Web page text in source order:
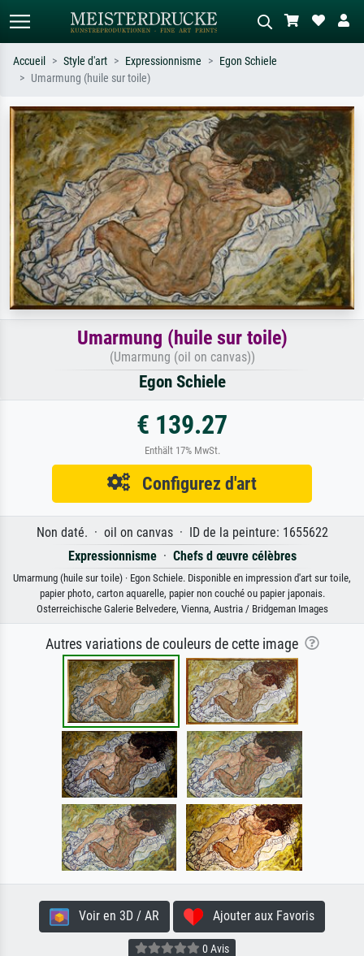
Recherchez par artiste, titre ou style –
ex. Monet, Nuit étoilée,
impressionnisme, vague de Hokusai,
nu.
Décrivez la scène – ex. prairie verte,
abstrait avec beaucoup de rouge,
tableau sombre, nu debout près d'un
arbre.
Accueil Style d'art Expressionnisme
Egon Schiele
Umarmung (huile sur toile)
Umarmung (huile sur toile)
(Umarmung (oil on canvas))
Egon Schiele
€ 139.27
Enthält 17% MwSt.
Configurez d'art
Non daté. · oil on canvas · ID de la peinture: 1655622
Expressionnisme· Chefs d œuvre célèbres
Umarmung (huile sur toile) · Egon Schiele. Disponible en impression d'art sur toile,
papier photo, carton aquarelle, papier non couché ou papier japonais.
Osterreichische Galerie Belvedere, Vienna, Austria / Bridgeman Images
Autres variations de couleurs de cette image
Voir en 3D / AR Ajouter aux Favoris
0 Avis